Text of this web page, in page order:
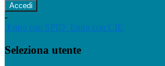
-
Entra con SPID Entra con CIE
Seleziona utente